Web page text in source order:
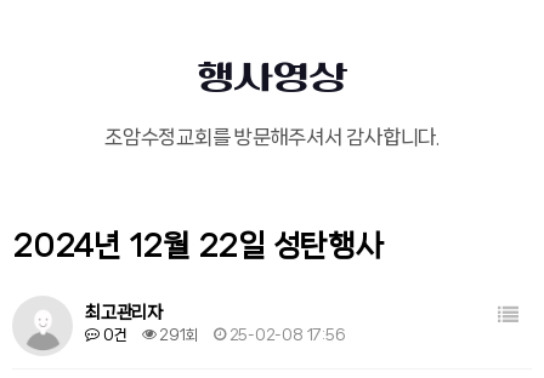
행사영상
조암수정교회를 방문해주셔서 감사합니다.
2024년 12월 22일 성탄행사
최고관리자
0건 291회 25-02-08 17:56